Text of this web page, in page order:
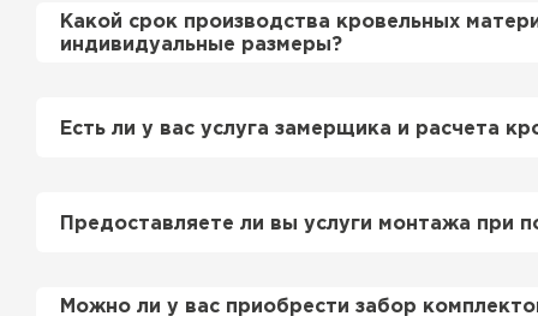
Какой срок производства кровельных
индивидуальные размеры?
профнастила 1-2 дня. Производственные
нам производить более 700 м2 в день.
Есть ли у вас услуга замерщика и расчета
просьбе приедет на объект и сделает
этом стоимость расчета нашим специалистом
Предоставляете ли вы услуги монтажа при
смонтировать Вашу кровлю и забор по
Можно ли у вас приобрести забор